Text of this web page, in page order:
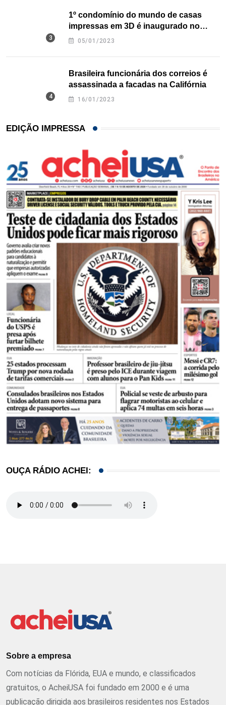
1º condomínio do mundo de casas
impressas em 3D é inaugurado no
Texas
05/01/2023
Brasileira funcionária dos correios é
assassinada a facadas na Califórnia
16/01/2023
EDIÇÃO IMPRESSA
OUÇA RÁDIO ACHEI:
Sobre a empresa
Com notícias da Flórida, EUA e mundo, e classificados
gratuitos, o AcheiUSA foi fundado em 2000 e é uma
publicação dirigida aos brasileiros residentes nos Estados